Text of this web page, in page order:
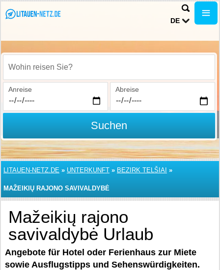
DE
Wohin reisen Sie?
Anreise Abreise
Suchen
LITAUEN-NETZ.DE » UNTERKUNFT » BEZIRK TELŠIAI »
MAŽEIKIŲ RAJONO SAVIVALDYBĖ
Mažeikių rajono
savivaldybė Urlaub
Angebote für Hotel oder Ferienhaus zur Miete
sowie Ausflugstipps und Sehenswürdigkeiten.